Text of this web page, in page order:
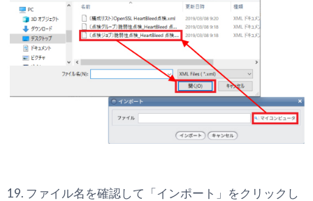
19. ファイル名を確認して「インポート」をクリックし